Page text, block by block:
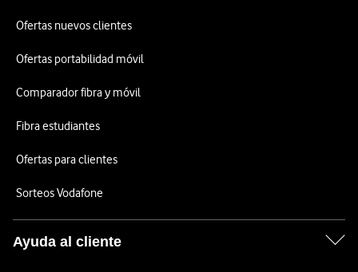
Ofertas nuevos clientes
Ofertas portabilidad móvil
Comparador fibra y móvil
Fibra estudiantes
Ofertas para clientes
Sorteos Vodafone
Ayuda al cliente